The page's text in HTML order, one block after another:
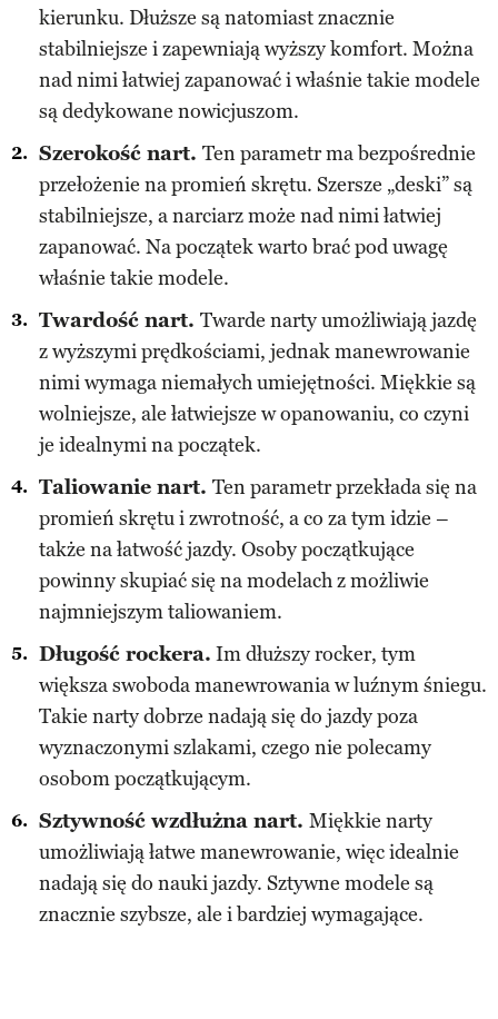
kierunku. Dłuższe są natomiast znacznie
stabilniejsze i zapewniają wyższy komfort. Można
nad nimi łatwiej zapanować i właśnie takie modele
są dedykowane nowicjuszom.
Szerokość nart. Ten parametr ma bezpośrednie
przełożenie na promień skrętu. Szersze „deski” są
stabilniejsze, a narciarz może nad nimi łatwiej
zapanować. Na początek warto brać pod uwagę
właśnie takie modele.
Twardość nart. Twarde narty umożliwiają jazdę
z wyższymi prędkościami, jednak manewrowanie
nimi wymaga niemałych umiejętności. Miękkie są
wolniejsze, ale łatwiejsze w opanowaniu, co czyni
je idealnymi na początek.
Taliowanie nart. Ten parametr przekłada się na
promień skrętu i zwrotność, a co za tym idzie –
także na łatwość jazdy. Osoby początkujące
powinny skupiać się na modelach z możliwie
najmniejszym taliowaniem.
Długość rockera. Im dłuższy rocker, tym
większa swoboda manewrowania w luźnym śniegu.
Takie narty dobrze nadają się do jazdy poza
wyznaczonymi szlakami, czego nie polecamy
osobom początkującym.
Sztywność wzdłużna nart. Miękkie narty
umożliwiają łatwe manewrowanie, więc idealnie
nadają się do nauki jazdy. Sztywne modele są
znacznie szybsze, ale i bardziej wymagające.